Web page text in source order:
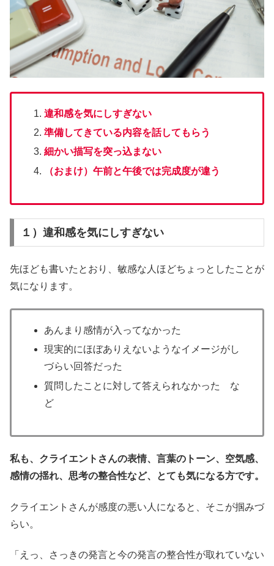
違和感を気にしすぎない
準備してきている内容を話してもらう
細かい描写を突っ込まない
（おまけ）午前と午後では完成度が違う
１）違和感を気にしすぎない
先ほども書いたとおり、敏感な人ほどちょっとしたことが
気になります。
あんまり感情が入ってなかった
現実的にほぼありえないようなイメージがし
づらい回答だった
質問したことに対して答えられなかった な
ど
私も、クライエントさんの表情、言葉のトーン、空気感、
感情の揺れ、思考の整合性など、とても気になる方です。
クライエントさんが感度の悪い人になると、そこが掴みづ
らい。
「えっ、さっきの発言と今の発言の整合性が取れていない